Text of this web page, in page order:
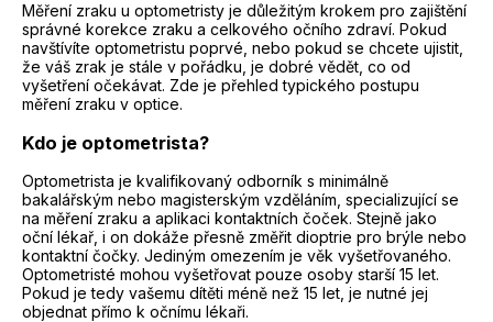
Měření zraku u optometristy je důležitým krokem pro zajištění
správné korekce zraku a celkového očního zdraví. Pokud
navštívíte optometristu poprvé, nebo pokud se chcete ujistit,
že váš zrak je stále v pořádku, je dobré vědět, co od
vyšetření očekávat. Zde je přehled typického postupu
měření zraku v optice.
Kdo je optometrista?
Optometrista je kvalifikovaný odborník s minimálně
bakalářským nebo magisterským vzděláním, specializující se
na měření zraku a aplikaci kontaktních čoček. Stejně jako
oční lékař, i on dokáže přesně změřit dioptrie pro brýle nebo
kontaktní čočky. Jediným omezením je věk vyšetřovaného.
Optometristé mohou vyšetřovat pouze osoby starší 15 let.
Pokud je tedy vašemu dítěti méně než 15 let, je nutné jej
objednat přímo k očnímu lékaři.